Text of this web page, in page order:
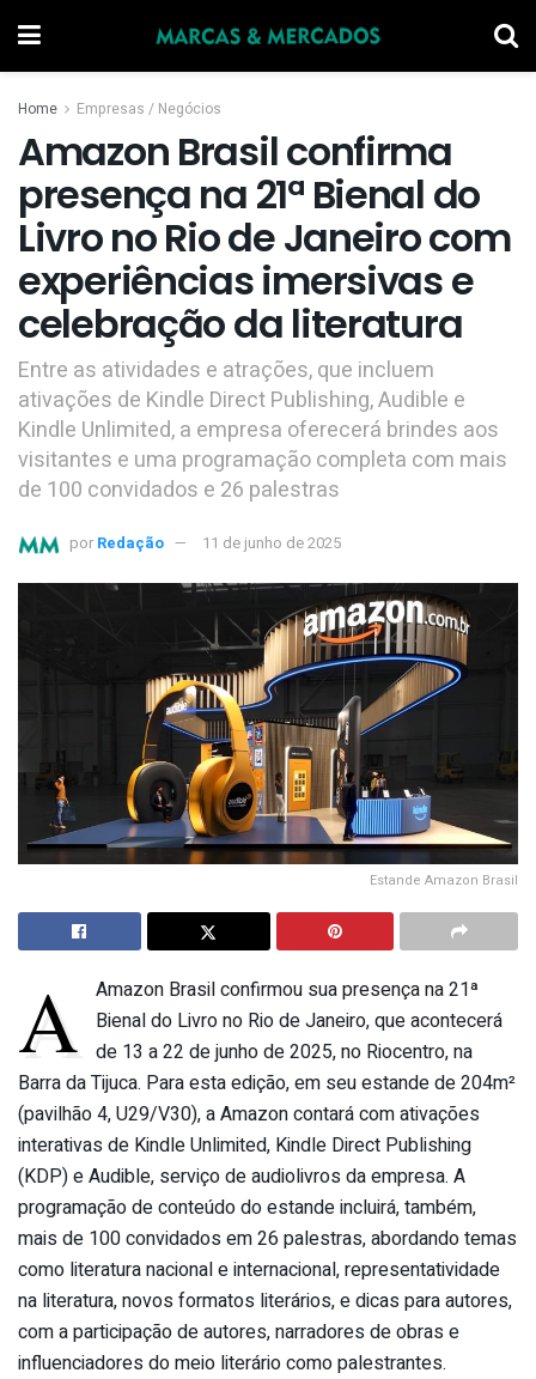
Home Empresas / Negócios
Amazon Brasil confirma
presença na 21ª Bienal do
Livro no Rio de Janeiro com
experiências imersivas e
celebração da literatura
Entre as atividades e atrações, que incluem
ativações de Kindle Direct Publishing, Audible e
Kindle Unlimited, a empresa oferecerá brindes aos
visitantes e uma programação completa com mais
de 100 convidados e 26 palestras
por Redação 11 de junho de 2025
Estande Amazon Brasil
A
Amazon Brasil confirmou sua presença na 21ª
Bienal do Livro no Rio de Janeiro, que acontecerá
de 13 a 22 de junho de 2025, no Riocentro, na
Barra da Tijuca. Para esta edição, em seu estande de 204m²
(pavilhão 4, U29/V30), a Amazon contará com ativações
interativas de Kindle Unlimited, Kindle Direct Publishing
(KDP) e Audible, serviço de audiolivros da empresa. A
programação de conteúdo do estande incluirá, também,
mais de 100 convidados em 26 palestras, abordando temas
como literatura nacional e internacional, representatividade
na literatura, novos formatos literários, e dicas para autores,
com a participação de autores, narradores de obras e
influenciadores do meio literário como palestrantes.